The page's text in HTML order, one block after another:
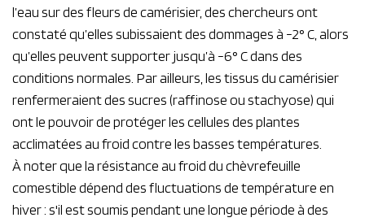
l’eau sur des fleurs de camérisier, des chercheurs ont
constaté qu’elles subissaient des dommages à -2° C, alors
qu’elles peuvent supporter jusqu’à -6° C dans des
conditions normales. Par ailleurs, les tissus du camérisier
renfermeraient des sucres (raffinose ou stachyose) qui
ont le pouvoir de protéger les cellules des plantes
acclimatées au froid contre les basses températures.
À noter que la résistance au froid du chèvrefeuille
comestible dépend des fluctuations de température en
hiver : s'il est soumis pendant une longue période à des